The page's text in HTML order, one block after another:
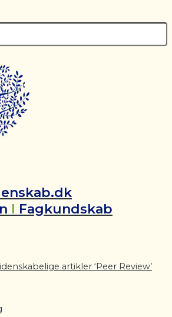
I Fagkundskab
artikler ‘Peer Review’